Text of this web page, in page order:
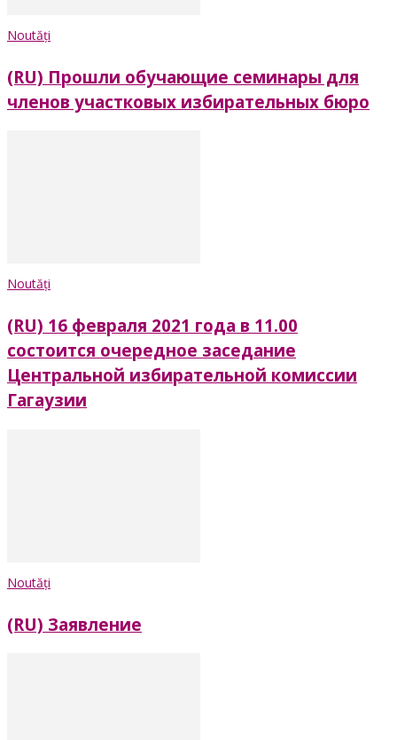
Noutăți
(RU) Прошли обучающие семинары для
членов участковых избирательных бюро
Noutăți
(RU) 16 февраля 2021 года в 11.00
состоится очередное заседание
Центральной избирательной комиссии
Гагаузии
Noutăți
(RU) Заявление